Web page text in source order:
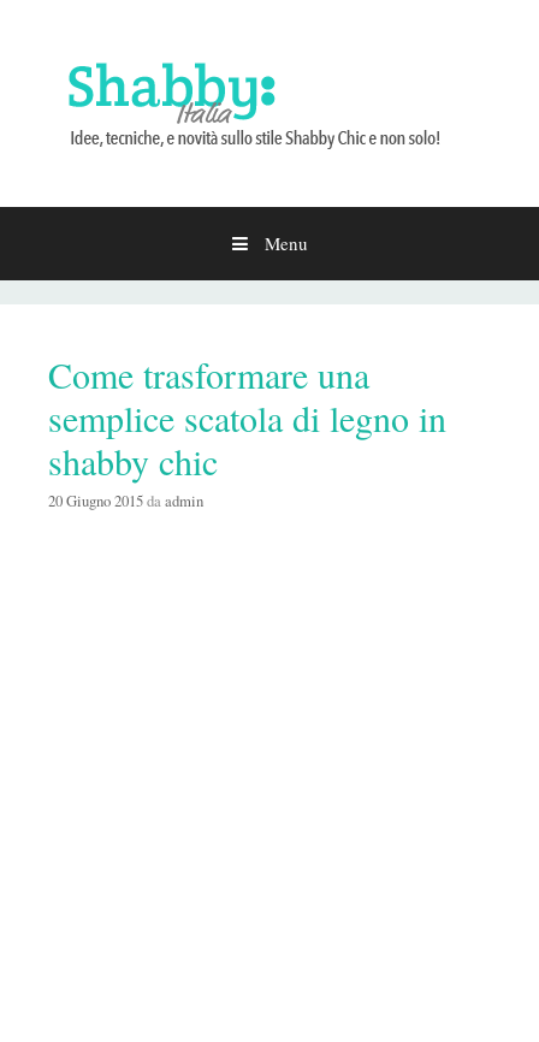
Menu
Come trasformare una
semplice scatola di legno in
shabby chic
20 Giugno 2015daadmin